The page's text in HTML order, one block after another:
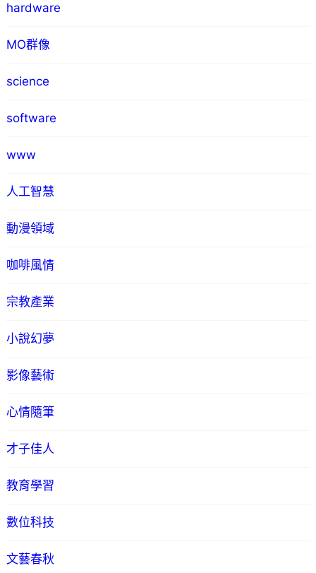
hardware
MO群像
science
software
www
人工智慧
動漫領域
咖啡風情
宗教產業
小說幻夢
影像藝術
心情隨筆
才子佳人
教育學習
數位科技
文藝春秋